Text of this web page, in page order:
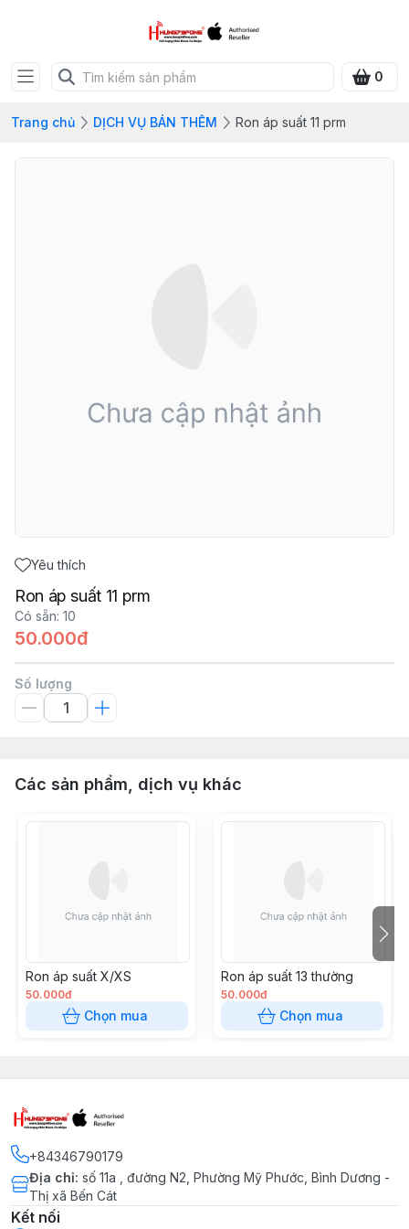
0
Trang chủ DỊCH VỤ BÁN THÊM Ron áp suất 11 prm
Yêu thích
Ron áp suất 11 prm
Có sẵn: 10
50.000đ
Số lượng
Các sản phẩm, dịch vụ khác
Ron áp suất X/XS
50.000đ
Chọn mua
Ron áp suất 13 thường
50.000đ
Chọn mua
+84346790179
Địa chỉ: số 11a , đường N2, Phường Mỹ Phước, Bình Dương -
Thị xã Bến Cát
Kết nối